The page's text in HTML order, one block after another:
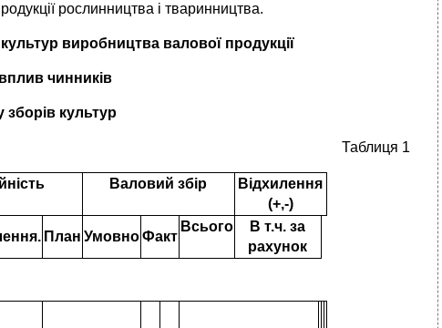
рослинництва і тваринництва.
виробництва валової продукції
чинників
культур
Таблиця 1
Валовий збір
Відхилення
(+,-)
План Умовно Факт
Всього
В т.ч. за
рахунок